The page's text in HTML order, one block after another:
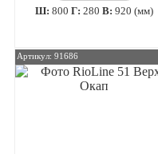
Ш:800 Г:280 В:920 (мм)
Артикул: 91686